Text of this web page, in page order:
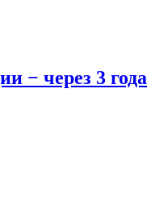
− через 3 года